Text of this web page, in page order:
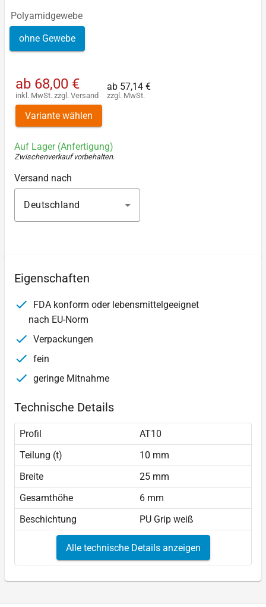
Polyamidgewebe
ohne Gewebe
ab 68,00 €
inkl. MwSt. zzgl. Versand
ab 57,14 €
zzgl. MwSt.
Variante wählen
Auf Lager (Anfertigung)
Zwischenverkauf vorbehalten.
Versand nach
Deutschland
Eigenschaften
FDA konform oder lebensmittelgeeignet
nach EU-Norm
Verpackungen
fein
geringe Mitnahme
Technische Details
Profil
AT10
Teilung (t)
10 mm
Breite
25 mm
Gesamthöhe
6 mm
Beschichtung
PU Grip weiß
Alle technische Details anzeigen